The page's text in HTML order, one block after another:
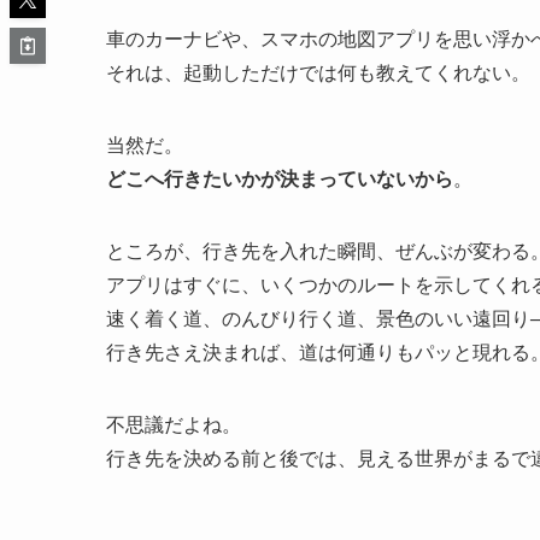
車のカーナビや、スマホの地図アプリを思い浮か
それは、起動しただけでは何も教えてくれない。
当然だ。
どこへ行きたいかが決まっていないから。
ところが、行き先を入れた瞬間、ぜんぶが変わる。
アプリはすぐに、いくつかのルートを示してくれ
速く着く道、のんびり行く道、景色のいい遠回り
行き先さえ決まれば、道は何通りもパッと現れる。
不思議だよね。
行き先を決める前と後では、見える世界がまるで